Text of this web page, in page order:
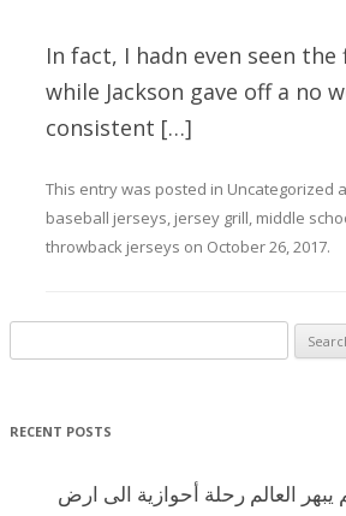
In fact, I hadn even seen
while Jackson gave off a no
consistent […]
This entry was posted in Uncategorized
baseball jerseys, jersey grill, middle
throwback jerseys on October 26, 2017.
RECENT POSTS
العالم رحلة أحوازية الى ارض